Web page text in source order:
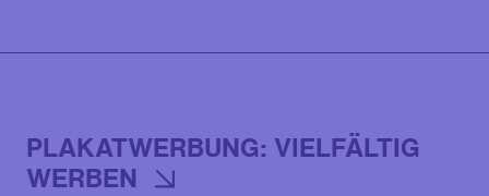
PLAKATWERBUNG: VIELFÄLTIG
WERBEN